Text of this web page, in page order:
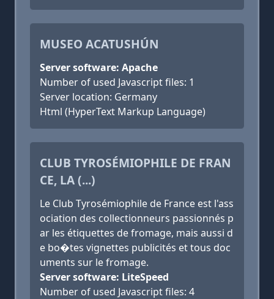
MUSEO ACATUSHÚN
Server software: Apache
Number of used Javascript files: 1
Server location: Germany
Html (HyperText Markup Language)
CLUB TYROSÉMIOPHILE DE FRAN
CE, LA (...)
Le Club Tyrosémiophile de France est l'ass
ociation des collectionneurs passionnés p
ar les étiquettes de fromage, mais aussi d
e bo�tes vignettes publicités et tous doc
uments sur le fromage.
Server software: LiteSpeed
Number of used Javascript files: 4